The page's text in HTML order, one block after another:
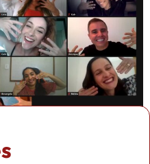
isso para alguém